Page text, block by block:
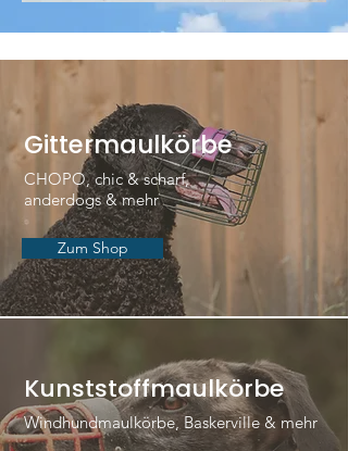
Gittermaulkörbe
CHOPO, chic & scharf,
anderdogs & mehr
Zum Shop
Kunststoffmaulkörbe
Windhundmaulkörbe, Baskerville & mehr